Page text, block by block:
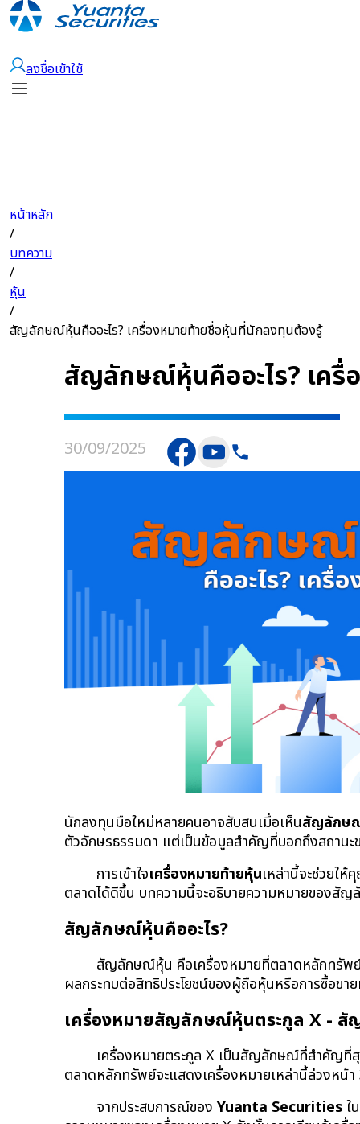
ลงชื่อเข้าใช้
หน้าหลัก
/
บทความ
/
หุ้น
/
สัญลักษณ์หุ้นคืออะไร? เครื่องหมายท้ายชื่อหุ้นที่นักลงทุนต้องรู้
สัญลักษณ์หุ้นคืออะไร? เค
30/09/2025
นักลงทุนมือใหม่หลายคนอาจสับสนเมื่อเห็นสัญลักษ
ตัวอักษรธรรมดา แต่เป็นข้อมูลสำคัญที่บอกถึงสถานะ
การเข้าใจเครื่องหมายท้ายหุ้นเหล่านี้จะช่วยใ
ตลาดได้ดีขึ้น บทความนี้จะอธิบายความหมายของสั
สัญลักษณ์หุ้นคืออะไร?
สัญลักษณ์หุ้น คือเครื่องหมายที่ตลาดหลักทรัพ
ผลกระทบต่อสิทธิประโยชน์ของผู้ถือหุ้นหรือการซื้อขา
เครื่องหมายสัญลักษณ์หุ้นตระกูล X - สั
เครื่องหมายตระกูล X เป็นสัญลักษณ์ที่สำคัญที่
ตลาดหลักทรัพย์จะแสดงเครื่องหมายเหล่านี้ล่วงหน้
จากประสบการณ์ของ Yuanta Securities ใ